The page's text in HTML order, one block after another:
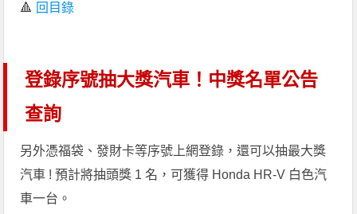
🔺 回目錄
登錄序號抽大獎汽車！中獎名單公告
查詢
另外憑福袋、發財卡等序號上網登錄，還可以抽最大獎
汽車 ! 預計將抽頭獎 1 名，可獲得 Honda HR-V 白色汽
車一台。